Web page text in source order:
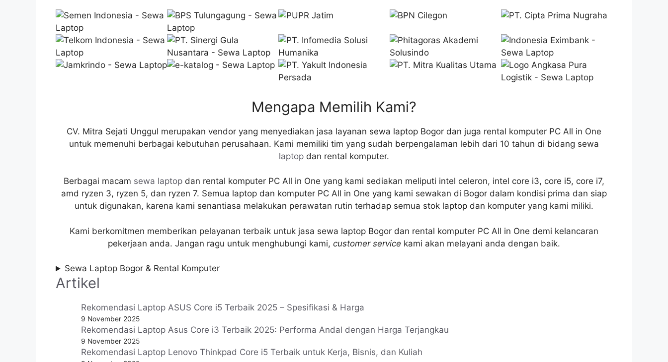
Mengapa Memilih Kami?
CV. Mitra Sejati Unggul merupakan vendor yang menyediakan jasa layanan sewa laptop Bogor dan juga rental komputer PC All in One
untuk memenuhi berbagai kebutuhan perusahaan. Kami memiliki tim yang sudah berpengalaman lebih dari 10 tahun di bidang sewa
laptop dan rental komputer.
Berbagai macam sewa laptop dan rental komputer PC All in One yang kami sediakan meliputi intel celeron, intel core i3, core i5, core i7,
amd ryzen 3, ryzen 5, dan ryzen 7. Semua laptop dan komputer PC All in One yang kami sewakan di Bogor dalam kondisi prima dan siap
untuk digunakan, karena kami senantiasa melakukan perawatan rutin terhadap semua stok laptop dan komputer yang kami miliki.
Kami berkomitmen memberikan pelayanan terbaik untuk jasa sewa laptop Bogor dan rental komputer PC All in One demi kelancaran
pekerjaan anda. Jangan ragu untuk menghubungi kami, customer service kami akan melayani anda dengan baik.
Sewa Laptop Bogor & Rental Komputer
Artikel
Rekomendasi Laptop ASUS Core i5 Terbaik 2025 – Spesifikasi & Harga
9 November 2025
Rekomendasi Laptop Asus Core i3 Terbaik 2025: Performa Andal dengan Harga Terjangkau
9 November 2025
Rekomendasi Laptop Lenovo Thinkpad Core i5 Terbaik untuk Kerja, Bisnis, dan Kuliah